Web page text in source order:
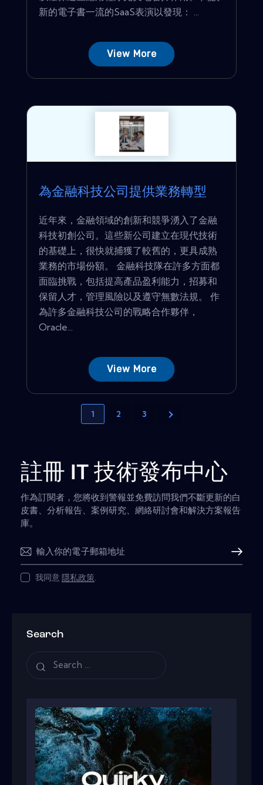
新的電子書一流的SaaS表演以發現： ...
View More
為金融科技公司提供業務轉型
近年來，金融領域的創新和競爭湧入了金融
科技初創公司。這些新公司建立在現代技術
的基礎上，很快就捕獲了較舊的，更具成熟
業務的市場份額。 金融科技隊在許多方面都
面臨挑戰，包括提高產品盈利能力，招募和
保留人才，管理風險以及遵守無數法規。 作
為許多金融科技公司的戰略合作夥伴，
Oracle...
View More
1 2 3
註冊 IT 技術發布中心
作為訂閱者，您將收到警報並免費訪問我們不斷更新的白
皮書、分析報告、案例研究、網絡研討會和解決方案報告
庫。
Subscribe
我同意隱私政策.
Search